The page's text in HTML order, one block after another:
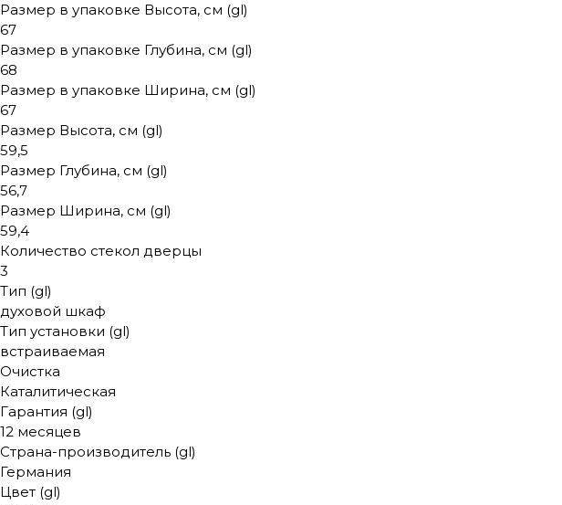
Размер в упаковке Высота, см (gl)
67
Размер в упаковке Глубина, см (gl)
68
Размер в упаковке Ширина, см (gl)
67
Размер Высота, см (gl)
59,5
Размер Глубина, см (gl)
56,7
Размер Ширина, см (gl)
59,4
Количество стекол дверцы
3
Тип (gl)
духовой шкаф
Тип установки (gl)
встраиваемая
Очистка
Каталитическая
Гарантия (gl)
12 месяцев
Страна-производитель (gl)
Германия
Цвет (gl)